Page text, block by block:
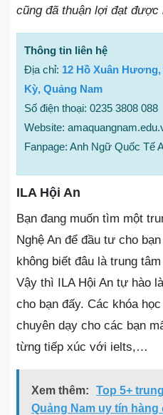
cũng đã thuận lợi đạt được
Thông tin liên hệ
Địa chỉ: 12 Hồ Xuân
Kỳ, Quảng Nam
Số điện thoại: 0235 3808 088
Website:
Fanpage: Anh Ngữ Quốc Tế
ILA Hội An
Bạn đang muốn tìm một
Nghệ An để đầu tư cho
không biết đâu là trung
Vậy thì ILA Hội An tự hào
cho bạn đấy. Các khóa
chuyên dạy cho các bạn
từng tiếp xúc với ielts,…
Xem thêm:
Top 5+
Quảng Nam uy tín hàng